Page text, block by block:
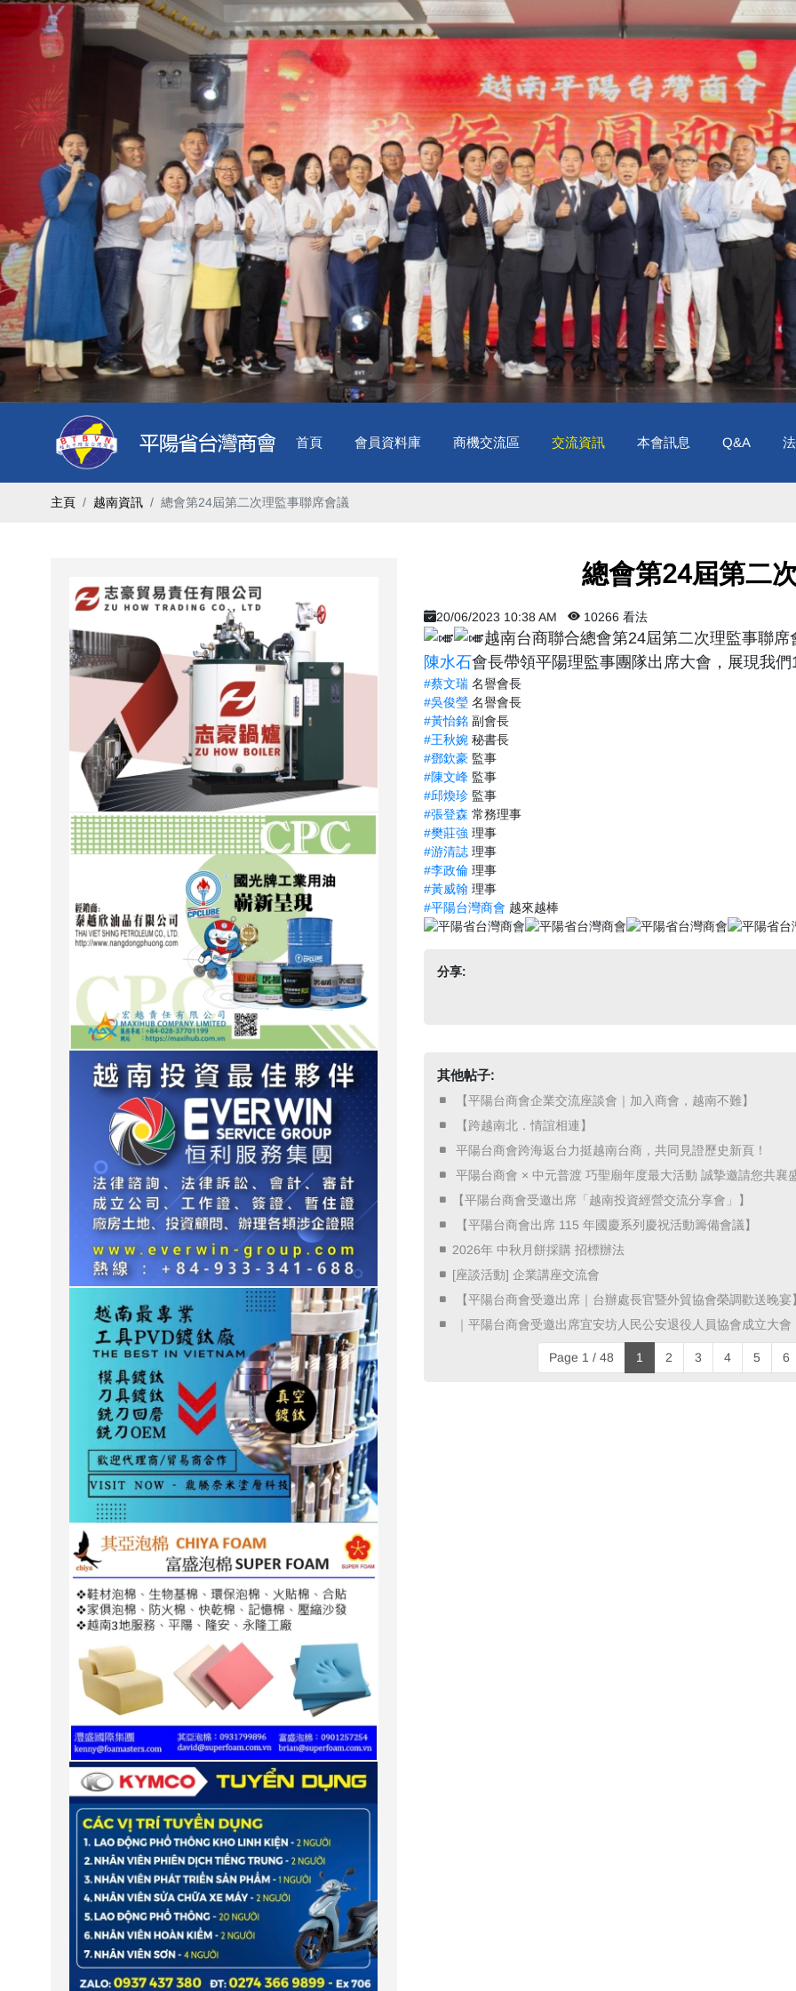
首頁 會員資料庫 商機交流區 交流資訊 本會訊息 Q&A
主頁 越南資訊 總會第24屆第二次理監事聯席會議
總會第24屆第二
20/06/2023 10:38 AM 10266 看法
越南台商聯合總會第24屆第二次理監事聯席
陳水石會長帶領平陽理監事團隊出席大會，展現我
#蔡文瑞 名譽會長
#吳俊瑩 名譽會長
#黃怡銘 副會長
#王秋婉 秘書長
#鄧欽豪 監事
#陳文峰 監事
#邱煥珍 監事
#張登森 常務理事
#樊莊強 理事
#游清誌 理事
#李政倫 理事
#黃威翰 理事
#平陽台灣商會 越來越棒
分享:
其他帖子:
​ 【平陽台商會企業交流座談會｜加入商會，越南不難】 ​
​ 【跨越南北．情誼相連】 ​
​ 平陽台商會跨海返台力挺越南台商，共同見證歷史新頁！ ​
平陽台商會 × 中元普渡 巧聖廟年度最大活動 誠摯邀請您共襄
【平陽台商會受邀出席「越南投資經營交流分享會」】
​ 【平陽台商會出席 115 年國慶系列慶祝活動籌備會議】 ​
2026年 中秋月餅採購 招標辦法
[座談活動] 企業講座交流會
【平陽台商會受邀出席｜台辦處長官暨外貿協會榮調歡送晚宴
｜平陽台商會受邀出席宜安坊人民公安退役人員協會成立大
Page 1 / 48 1 2 3 4 5 6